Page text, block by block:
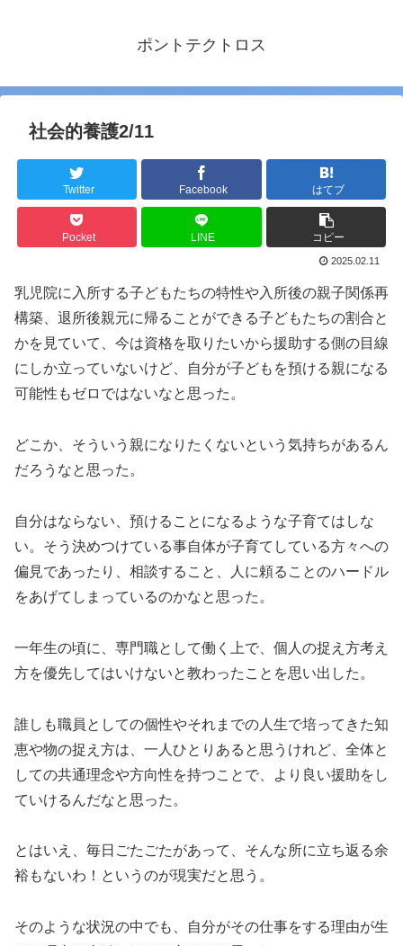
ポントテクトロス
社会的養護2/11
Twitter Facebook はてブ
Pocket LINE コピー
2025.02.11
乳児院に入所する子どもたちの特性や入所後の親子関係再
構築、退所後親元に帰ることができる子どもたちの割合と
かを見ていて、今は資格を取りたいから援助する側の目線
にしか立っていないけど、自分が子どもを預ける親になる
可能性もゼロではないなと思った。
どこか、そういう親になりたくないという気持ちがあるん
だろうなと思った。
自分はならない、預けることになるような子育てはしな
い。そう決めつけている事自体が子育てしている方々への
偏見であったり、相談すること、人に頼ることのハードル
をあげてしまっているのかなと思った。
一年生の頃に、専門職として働く上で、個人の捉え方考え
方を優先してはいけないと教わったことを思い出した。
誰しも職員としての個性やそれまでの人生で培ってきた知
恵や物の捉え方は、一人ひとりあると思うけれど、全体と
しての共通理念や方向性を持つことで、より良い援助をし
ていけるんだなと思った。
とはいえ、毎日ごたごたがあって、そんな所に立ち返る余
裕もないわ！というのが現実だと思う。
そのような状況の中でも、自分がその仕事をする理由が生